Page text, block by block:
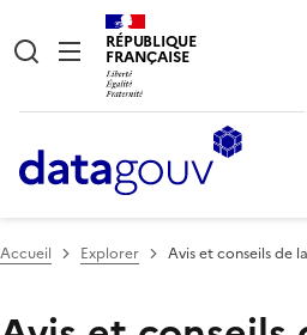
RÉPUBLIQUE
FRANÇAISE
Accueil Explorer Avis et conseils de